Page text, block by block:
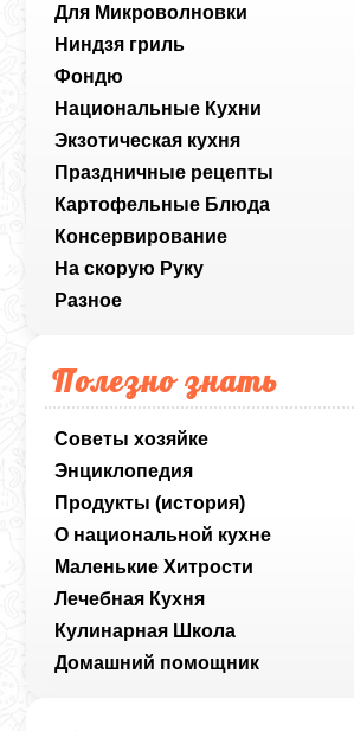
Для Микроволновки
Ниндзя гриль
Фондю
Национальные Кухни
Экзотическая кухня
Праздничные рецепты
Картофельные Блюда
Консервирование
На скорую Руку
Разное
Полезно знать
Советы хозяйке
Энциклопедия
Продукты (история)
О национальной кухне
Маленькие Хитрости
Лечебная Кухня
Кулинарная Школа
Домашний помощник